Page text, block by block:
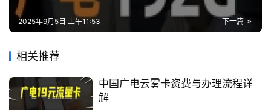
下一篇
2025年9月5日 上午11:53
相关推荐
中国广电云雾卡资费与办理流程详
解